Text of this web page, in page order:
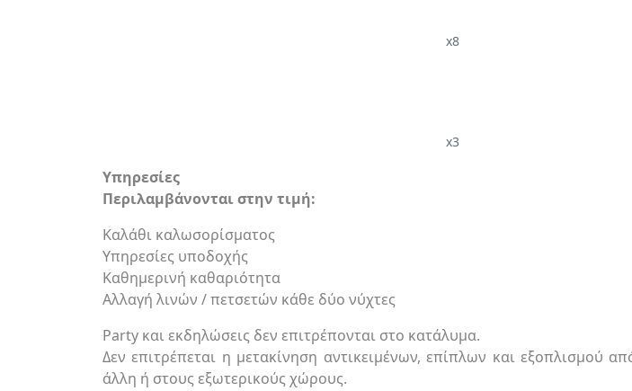
x8
x3
Υπηρεσίες
Περιλαμβάνονται στην τιμή:
Καλάθι καλωσορίσματος
Υπηρεσίες υποδοχής
Καθημερινή καθαριότητα
Aλλαγή λινών / πετσετών κάθε δύο νύχτες
Party και εκδηλώσεις δεν επιτρέπονται στο κατάλυμα.
Δεν επιτρέπεται η μετακίνηση αντικειμένων, επίπλων και εξοπλισμού
άλλη ή στους εξωτερικούς χώρους.